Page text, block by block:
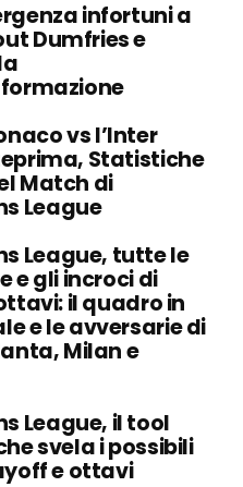
infortuni a
Dumfries e
vs l’Inter
Statistiche
Match di
League
League, tutte le
e gli incroci di
il quadro in
e le avversarie di
Milan e
League, il tool
svela i possibili
e ottavi